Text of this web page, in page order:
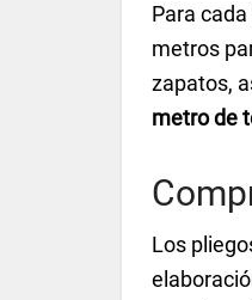
Para
metros
zapatos,
metro de
Los